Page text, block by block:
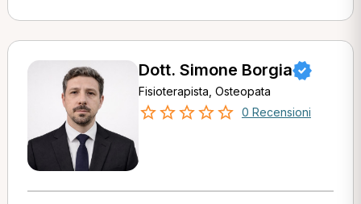
Dott. Simone Borgia
Fisioterapista, Osteopata
0 Recensioni